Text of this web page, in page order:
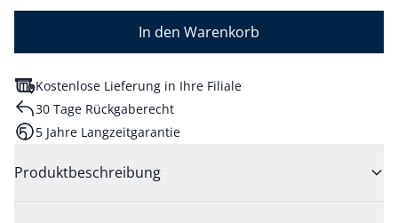
In den Warenkorb
Kostenlose Lieferung in Ihre Filiale
30 Tage Rückgaberecht
5 Jahre Langzeitgarantie
Produktbeschreibung